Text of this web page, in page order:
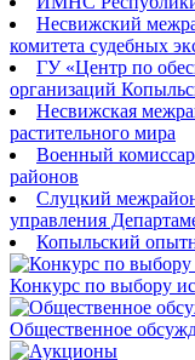
Несвижский
комитета судебных
ГУ «Центр по
организаций
Несвижская
растительного мира
Военный
районов
Слуцкий
управления
Копыльский
Конкурс по выбору
Общественное